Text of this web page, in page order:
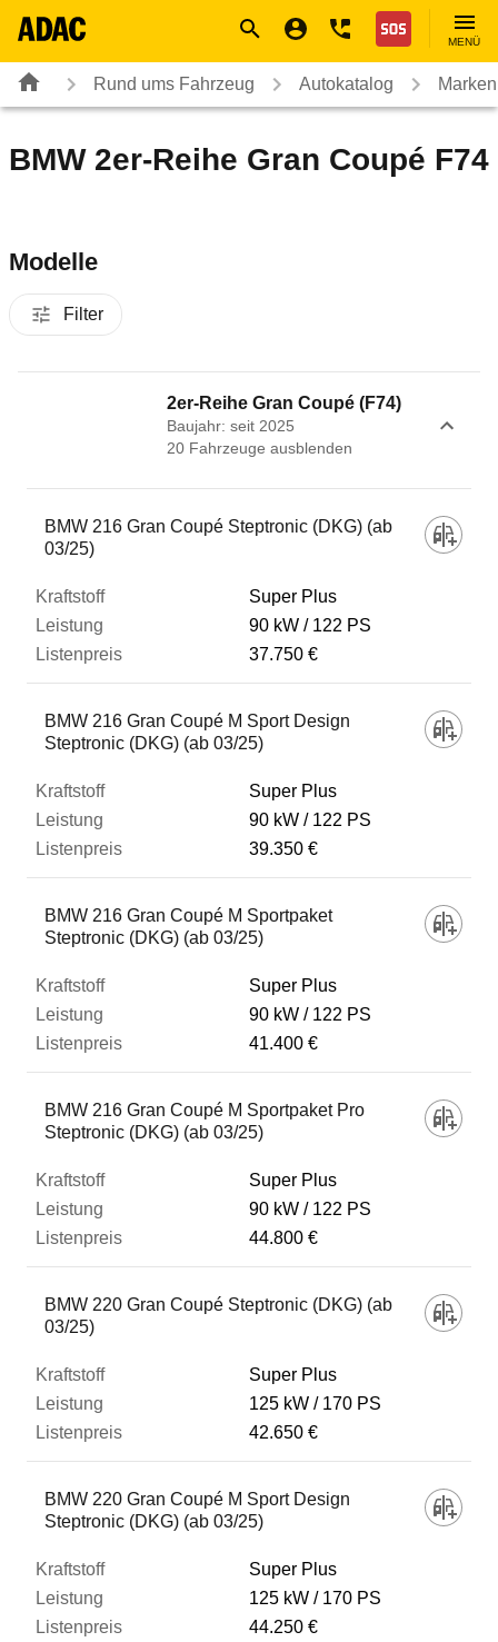
Nothilfe
MENÜ
Rund ums Fahrzeug Autokatalog
BMW 2er-Reihe Gran Coupé F74
Modelle
Filter
2er-Reihe Gran Coupé (F74)
Baujahr: seit 2025
20 Fahrzeuge ausblenden
Fahrzeug
Kraftstoff
Leistung
Listenpreis
BMW 216 Gran Coupé Steptronic (DKG) (ab
03/25)
Super Plus
90 kW
122 PS
37.750 €
BMW 216 Gran Coupé M Sport Design
Steptronic (DKG) (ab 03/25)
Super Plus
90 kW
122 PS
39.350 €
BMW 216 Gran Coupé M Sportpaket
Steptronic (DKG) (ab 03/25)
Super Plus
90 kW
122 PS
41.400 €
BMW 216 Gran Coupé M Sportpaket Pro
Steptronic (DKG) (ab 03/25)
Super Plus
90 kW
122 PS
44.800 €
BMW 220 Gran Coupé Steptronic (DKG) (ab
03/25)
Super Plus
125 kW
170 PS
42.650 €
BMW 220 Gran Coupé M Sport Design
Steptronic (DKG) (ab 03/25)
Super Plus
125 kW
170 PS
44.250 €